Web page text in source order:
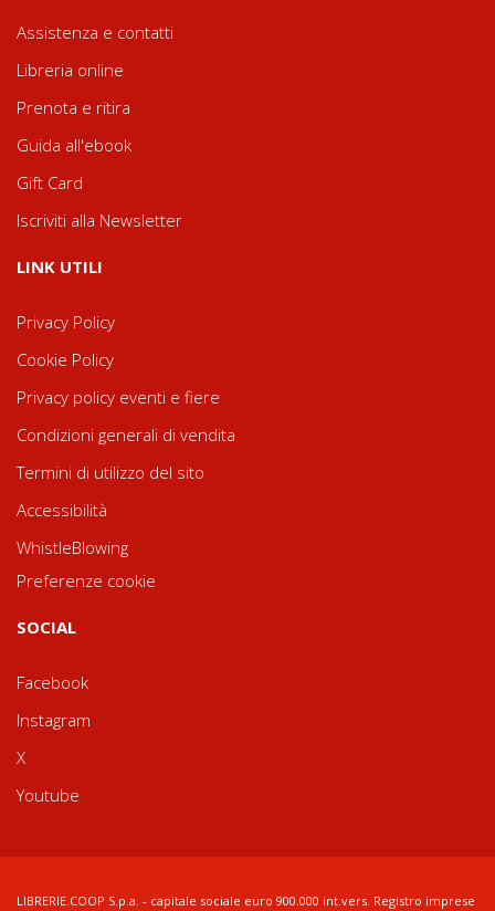
Assistenza e contatti
Libreria online
Prenota e ritira
Guida all'ebook
Gift Card
Iscriviti alla Newsletter
LINK UTILI
Privacy Policy
Cookie Policy
Privacy policy eventi e fiere
Condizioni generali di vendita
Termini di utilizzo del sito
Accessibilità
WhistleBlowing
Preferenze cookie
SOCIAL
Facebook
Instagram
X
Youtube
LIBRERIE.COOP S.p.a. - capitale sociale euro 900.000 int.vers. Registro imprese